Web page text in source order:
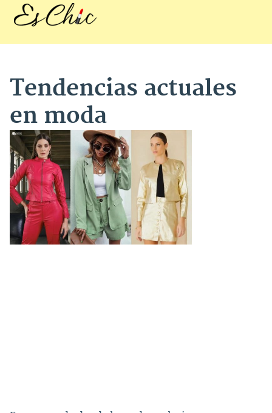
Tendencias actuales
en moda